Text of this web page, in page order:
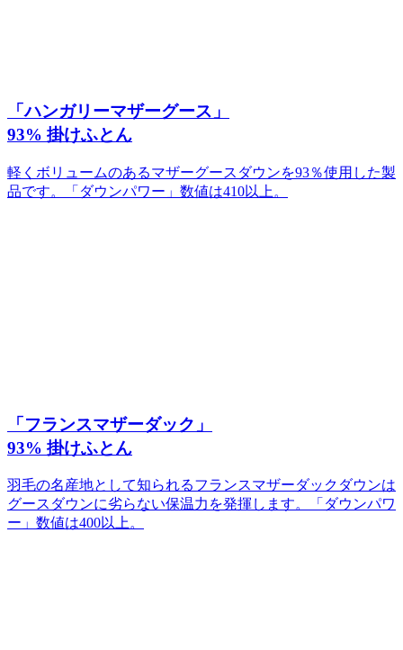
「ハンガリーマザーグース」
93% 掛けふとん
軽くボリュームのあるマザーグースダウンを93％使用した製
品です。「ダウンパワー」数値は410以上。
「フランスマザーダック」
93% 掛けふとん
羽毛の名産地として知られるフランスマザーダックダウンは
グースダウンに劣らない保温力を発揮します。「ダウンパワ
ー」数値は400以上。